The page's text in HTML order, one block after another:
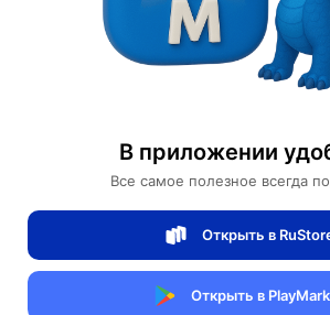
В приложении
Все самое полезное всегда
Открыть в
Открыть в
Категории
Мебель для
Освещение для дома
Торшер Читающий человек
подсветкой, 100 см
0 отзывов
Магазин Weller Store